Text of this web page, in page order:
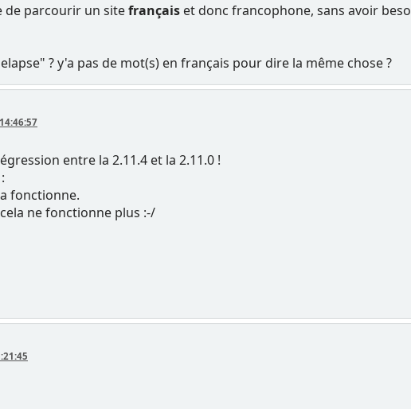
de parcourir un sitefrançais et donc francophone, sans avoir
? y'a pas de mot(s) en français pour dire la même chose ?
entre la 2.11.4 et la 2.11.0 !
fonctionne.
ne fonctionne plus :-/